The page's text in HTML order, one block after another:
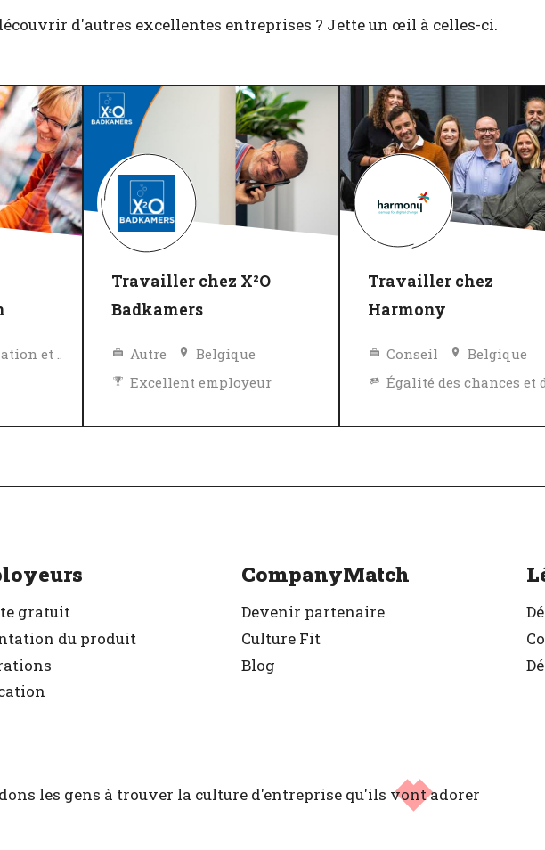
d'autres excellentes entreprises ? Jette un œil à celles-ci.
Biens de consommation et Vente au détail
Travailler chez X²O
Badkamers
Autre
Belgique
Excellent employeur
Travailler chez
Harmony
Conseil
Belgique
gratuit
du produit
CompanyMatch
Devenir partenaire
Culture Fit
Blog
les gens à trouver la culture d'entreprise qu'ils vont adorer